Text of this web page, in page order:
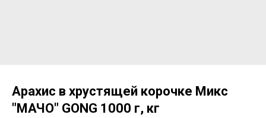
Арахис в хрустящей корочке Микс
"МАЧО" GONG 1000 г, кг